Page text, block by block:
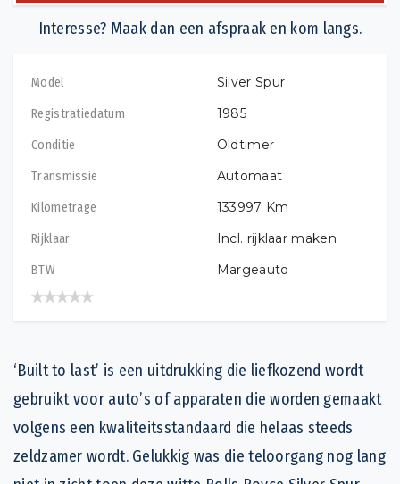
Interesse? Maak dan een afspraak en kom langs.
Model Silver Spur
Registratiedatum 1985
Conditie Oldtimer
Transmissie Automaat
Kilometrage 133997 Km
Rijklaar Incl. rijklaar maken
BTW Margeauto
‘Built to last’ is een uitdrukking die liefkozend wordt
gebruikt voor auto’s of apparaten die worden gemaakt
volgens een kwaliteitsstandaard die helaas steeds
zeldzamer wordt. Gelukkig was die teloorgang nog lang